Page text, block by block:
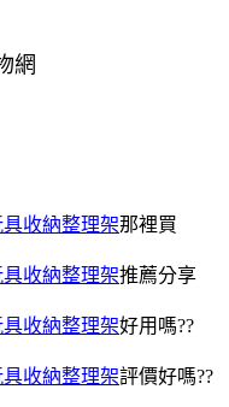
網
具收納整理架那裡買
具收納整理架推薦分享
具收納整理架好用嗎??
具收納整理架評價好嗎??